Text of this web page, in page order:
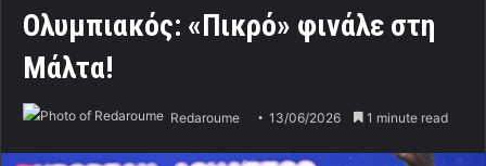
Ολυμπιακός: «Πικρό» φινάλε στη
Μάλτα!
Redaroume 13/06/2026 1 minute read